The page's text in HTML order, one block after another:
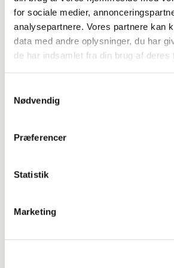
for sociale medier,
analysepartnere. Vores partnere kan
data med andre oplysninger, du har
de har indsamlet fra din brug af deres
Nødvendig
Præferencer
Statistik
Marketing
Mød Årets politihund og over